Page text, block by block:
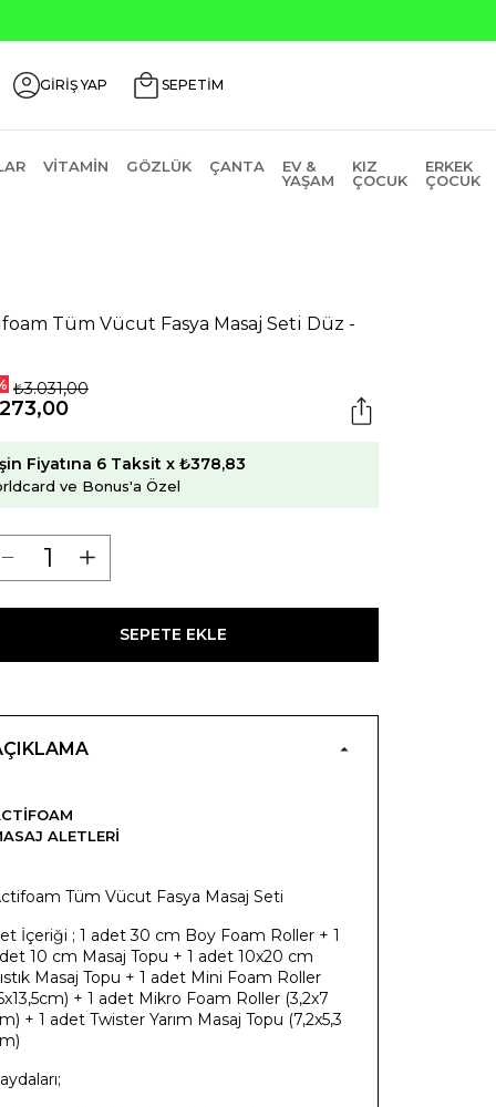
₺2000 Üzeri ₺200 İndirim Kodu: AGUSTOS200
GİRİŞ YAP SEPETİM
VITAMIN GÖZLÜK ÇANTA
EV &
YAŞAM
KIZ
ÇOCUK
ERKEK
ÇOCUK
Tüm Vücut Fasya Masaj Seti Düz -
₺3.031,00
Fiyatına 6 Taksit x ₺378,83
ve Bonus'a Özel
SEPETE EKLE
ALETLERI
Tüm Vücut Fasya Masaj Seti
İçeriği ; 1 adet 30 cm Boy Foam Roller + 1
10 cm Masaj Topu + 1 adet 10x20 cm
Masaj Topu + 1 adet Mini Foam Roller
+ 1 adet Mikro Foam Roller (3,2x7
+ 1 adet Twister Yarım Masaj Topu (7,2x5,3